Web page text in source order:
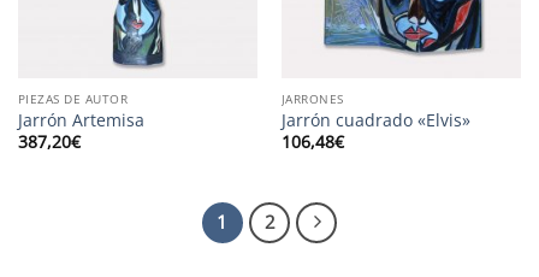
PIEZAS DE AUTOR
Jarrón Artemisa
387,20€
JARRONES
Jarrón cuadrado «Elvis»
106,48€
1 2